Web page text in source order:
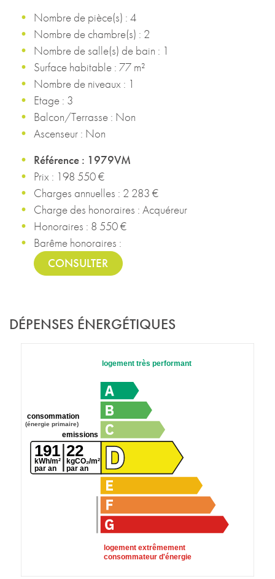
Nombre de pièce(s) : 4
Nombre de chambre(s) : 2
Nombre de salle(s) de bain : 1
Surface habitable : 77 m²
Nombre de niveaux : 1
Etage : 3
Balcon/Terrasse : Non
Ascenseur : Non
Référence : 1979VM
Prix : 198 550 €
Charges annuelles : 2 283 €
Charge des honoraires : Acquéreur
Honoraires : 8 550 €
Barême honoraires :
CONSULTER
DÉPENSES ÉNERGÉTIQUES
logement très performant
logement extrêmement
consommateur d'énergie
191
kWh/m²
par an
consommation
(énergie primaire)
22
kgCO₂/m²
par an
emissions